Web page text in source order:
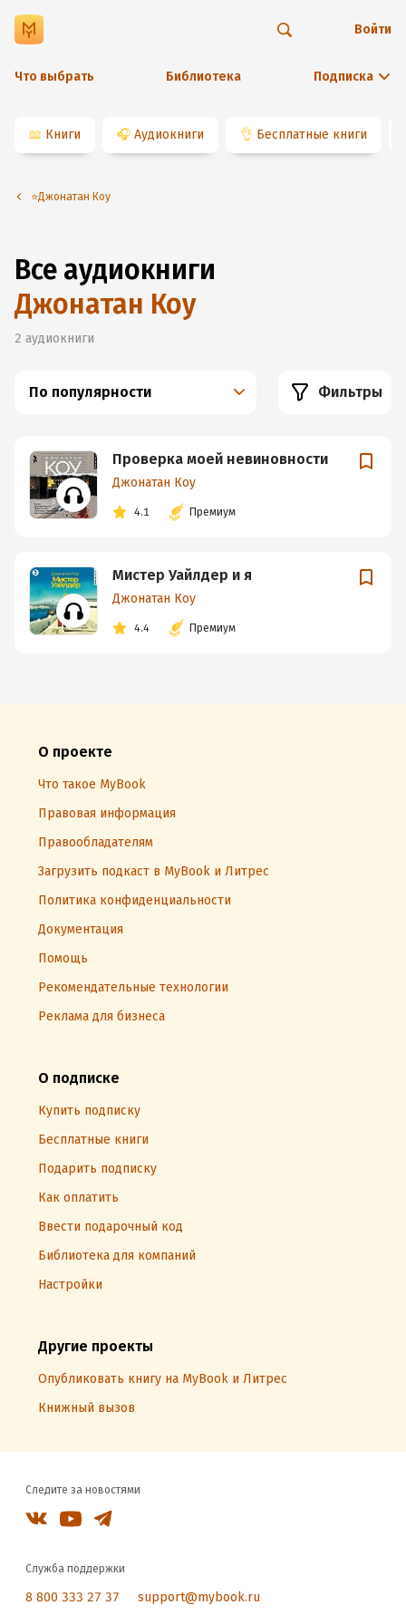
Что выбрать Библиотека Подписка
Войти
📖 Книги 🎧 Аудиокниги 👌 Бесплатные книги
⭐️Джонатан Коу
Все аудиокниги
Джонатан Коу
2 аудиокниги
По популярности Фильтры
Проверка моей невиновности
Джонатан Коу
4.1 Премиум
Мистер Уайлдер и я
Джонатан Коу
4.4 Премиум
О проекте
Что такое MyBook
Правовая информация
Правообладателям
Загрузить подкаст в MyBook и Литрес
Политика конфиденциальности
Документация
Помощь
Рекомендательные технологии
Реклама для бизнеса
О подписке
Купить подписку
Бесплатные книги
Подарить подписку
Как оплатить
Ввести подарочный код
Библиотека для компаний
Настройки
Другие проекты
Опубликовать книгу на MyBook и Литрес
Книжный вызов
Следите за новостями
Служба поддержки
8 800 333 27 37 support@mybook.ru